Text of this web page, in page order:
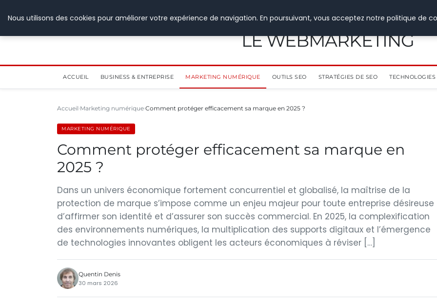
LE WEBMARKETING
ACCUEIL BUSINESS & ENTREPRISE MARKETING NUMÉRIQUE OUTILS SEO STRATÉGIES DE SEO
Accueil Marketing numérique Comment protéger efficacement sa marque en 2025 ?
MARKETING NUMÉRIQUE
Comment protéger efficacement sa marque en
2025 ?
Dans un univers économique fortement concurrentiel et globalisé, la maîtrise de la
protection de marque s’impose comme un enjeu majeur pour toute entreprise désireuse
d’affirmer son identité et d’assurer son succès commercial. En 2025, la complexification
des environnements numériques, la multiplication des supports digitaux et l’émergence
de technologies innovantes obligent les acteurs économiques à réviser […]
Quentin Denis
30 mars 2026
Nous utilisons des cookies pour améliorer votre expérience de navigation. En poursuivant, vous acceptez notre politique de